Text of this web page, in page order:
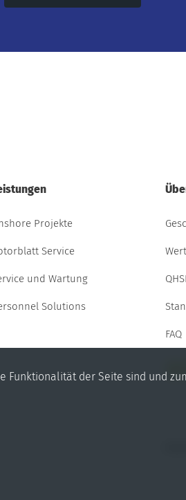
Projekte
Service
und Wartung
Solutions
FAQ
Facebook
Funktionalität der Seite sind und